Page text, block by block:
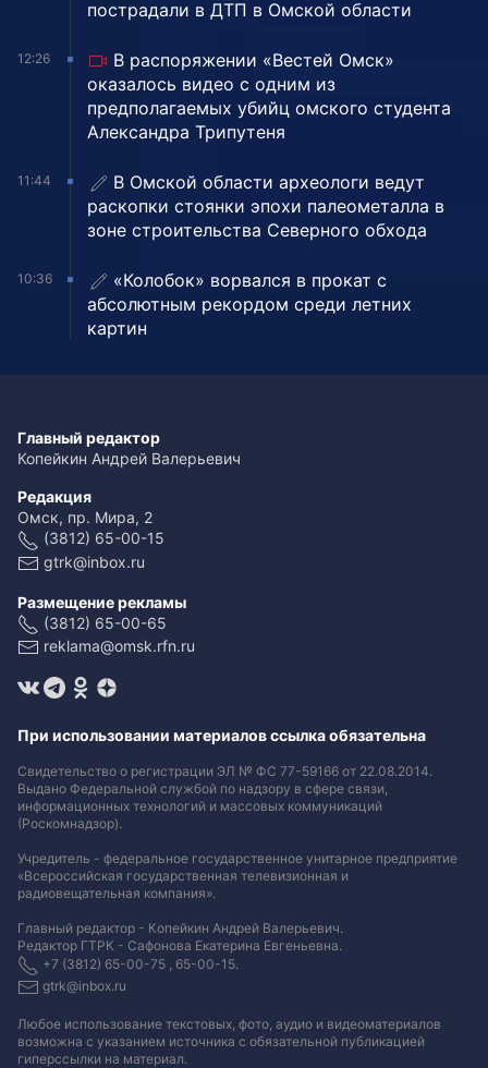
пострадали в ДТП в Омской области
12:26
В распоряжении «Вестей Омск»
оказалось видео с одним из
предполагаемых убийц омского студента
Александра Трипутеня
11:44
В Омской области археологи ведут
раскопки стоянки эпохи палеометалла в
зоне строительства Северного обхода
10:36
«Колобок» ворвался в прокат с
абсолютным рекордом среди летних
картин
Главный редактор
Копейкин Андрей Валерьевич
Редакция
Омск, пр. Мира, 2
(3812) 65-00-15
gtrk@inbox.ru
Размещение рекламы
(3812) 65-00-65
reklama@omsk.rfn.ru
При использовании материалов ссылка обязательна
Свидетельство о регистрации ЭЛ № ФС 77-59166 от 22.08.2014.
Выдано Федеральной службой по надзору в сфере связи,
информационных технологий и массовых коммуникаций
(Роскомнадзор).
Учредитель - федеральное государственное унитарное предприятие
«Всероссийская государственная телевизионная и
радиовещательная компания».
Главный редактор - Копейкин Андрей Валерьевич.
Редактор ГТРК - Сафонова Екатерина Евгеньевна.
+7 (3812) 65-00-75 , 65-00-15.
gtrk@inbox.ru
Любое использование текстовых, фото, аудио и видеоматериалов
возможна с указанием источника с обязательной публикацией
гиперссылки на материал.